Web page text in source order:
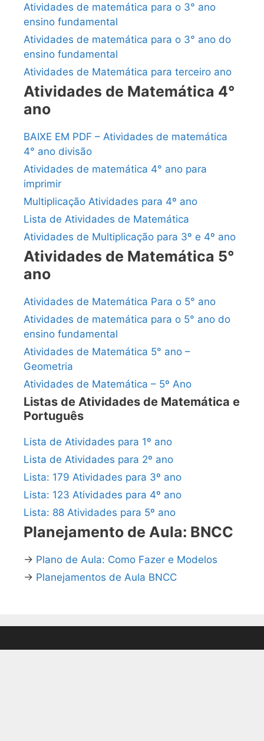
Atividades de matemática para o 3° ano
ensino fundamental
Atividades de matemática para o 3° ano do
ensino fundamental
Atividades de Matemática para terceiro ano
Atividades de Matemática 4°
ano
BAIXE EM PDF – Atividades de matemática
4° ano divisão
Atividades de matemática 4° ano para
imprimir
Multiplicação Atividades para 4º ano
Lista de Atividades de Matemática
Atividades de Multiplicação para 3º e 4º ano
Atividades de Matemática 5°
ano
Atividades de Matemática Para o 5° ano
Atividades de matemática para o 5° ano do
ensino fundamental
Atividades de Matemática 5° ano –
Geometria
Atividades de Matemática – 5º Ano
Listas de Atividades de Matemática e
Português
Lista de Atividades para 1º ano
Lista de Atividades para 2º ano
Lista: 179 Atividades para 3º ano
Lista: 123 Atividades para 4º ano
Lista: 88 Atividades para 5º ano
Planejamento de Aula: BNCC
→ Plano de Aula: Como Fazer e Modelos
→ Planejamentos de Aula BNCC